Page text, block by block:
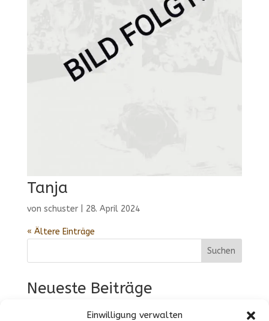
Einwilligung verwalten
Tanja
von schuster| 28. April 2024
« Ältere Einträge
Suchen
Neueste Beiträge